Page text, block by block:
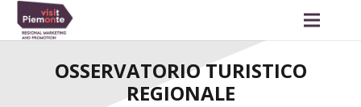
OSSERVATORIO TURISTICO
REGIONALE